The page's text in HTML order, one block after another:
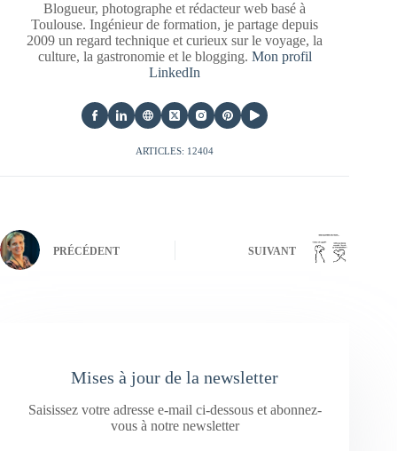
Blogueur, photographe et rédacteur web basé à
Toulouse. Ingénieur de formation, je partage depuis
2009 un regard technique et curieux sur le voyage, la
culture, la gastronomie et le blogging. Mon profil
LinkedIn
ARTICLES: 12404
PRÉCÉDENT SUIVANT
Mises à jour de la newsletter
Saisissez votre adresse e-mail ci-dessous et abonnez-
vous à notre newsletter